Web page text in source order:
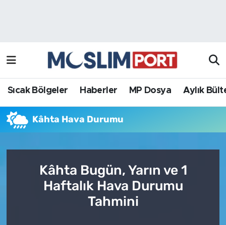
Sıcak Bölgeler Haberler MP Dosya Aylık
Kâhta Hava Durumu
Kâhta Bugün, Yarın ve 1
Haftalık Hava Durumu
Tahmini
Haberler
MP Dosya
Röportaj Haber
Aylık Bülten